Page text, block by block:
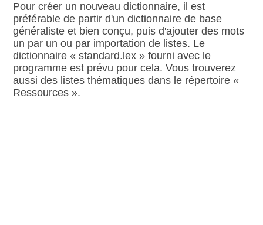
Pour créer un nouveau dictionnaire, il est
préférable de partir d'un dictionnaire de base
généraliste et bien conçu, puis d'ajouter des mots
un par un ou par importation de listes. Le
dictionnaire « standard.lex » fourni avec le
programme est prévu pour cela. Vous trouverez
aussi des listes thématiques dans le répertoire «
Ressources ».